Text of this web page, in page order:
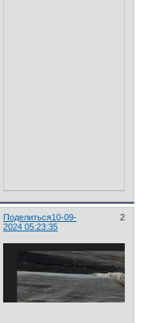
Поделиться 2
10-09-
2024 05:23:35